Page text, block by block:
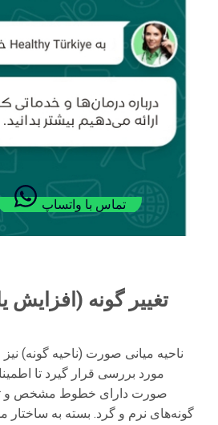
تماس با واتساپ
تغییر گونه
ناحیه میانی صورت (ناحیه گونه)
صورت دارای خطوط مشخص و
گونه‌های نرم و گرد. بسته به ساختار